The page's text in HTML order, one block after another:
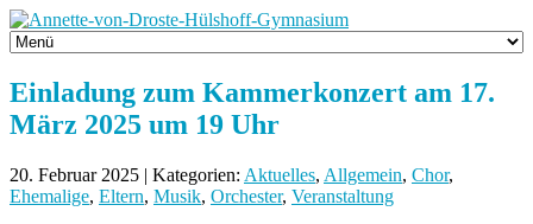
Einladung zum Kammerkonzert am 17.
März 2025 um 19 Uhr
20. Februar 2025 | Kategorien: Aktuelles, Allgemein, Chor,
Ehemalige, Eltern, Musik, Orchester, Veranstaltung